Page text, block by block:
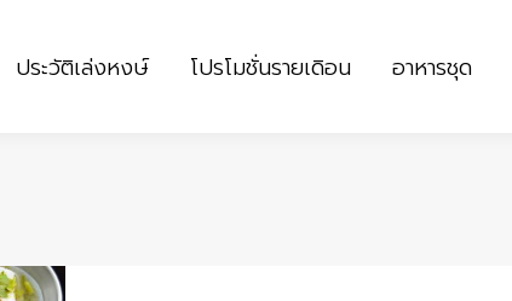
ประวัติเล่งหงษ์ โปรโมชั่นรายเดิอน อาหารชุด
โปรโมชั่นรายเดิอน